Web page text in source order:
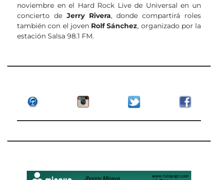
noviembre en el Hard Rock Live de Universal en un
concierto de Jerry Rivera, donde compartirá roles
también con el joven Rolf Sánchez, organizado por la
estación Salsa 98.1 FM.